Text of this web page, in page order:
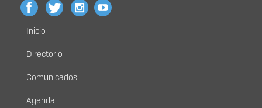
Menú
principal
Inicio
Directorio
Comunicados
Agenda